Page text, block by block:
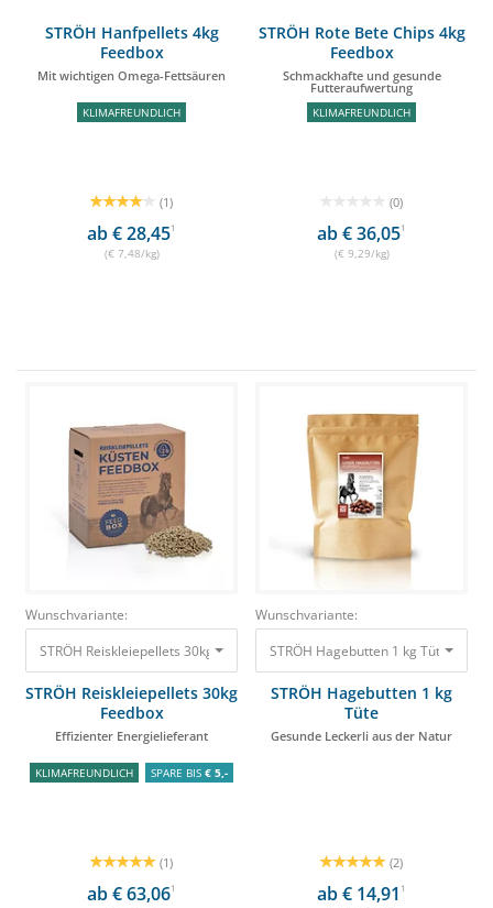
STRÖH Hanfpellets 4kg
Feedbox
Mit wichtigen Omega-Fettsäuren
KLIMAFREUNDLICH
(1)
ab € 28,451
(€ 7,48/kg)
STRÖH Rote Bete Chips 4kg
Feedbox
Schmackhafte und gesunde
Futteraufwertung
KLIMAFREUNDLICH
(0)
ab € 36,051
(€ 9,29/kg)
Wunschvariante:
STRÖH Reiskleiepellets 30kg Feedbox Effizienter Energielieferant 64,90 €
STRÖH Reiskleiepellets 30kg
Feedbox
Effizienter Energielieferant
KLIMAFREUNDLICH SPARE BIS € 5,-
(1)
ab € 63,061
Wunschvariante:
STRÖH Hagebutten 1 kg Tüte
STRÖH Hagebutten 1 kg
Tüte
Gesunde Leckerli aus der Natur
(2)
ab € 14,91 1